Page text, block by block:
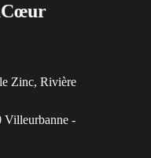
Zinc, Rivière
Villeurbanne -